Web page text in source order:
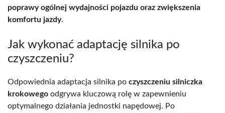
poprawy ogólnej wydajności pojazdu oraz zwiększenia
komfortu jazdy.
Jak wykonać adaptację silnika po
czyszczeniu?
Odpowiednia adaptacja silnika po czyszczeniu silniczka
krokowego odgrywa kluczową rolę w zapewnieniu
optymalnego działania jednostki napędowej. Po